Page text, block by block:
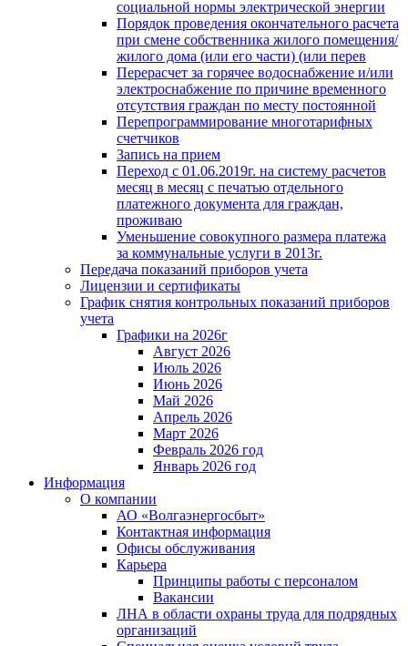
социальной нормы электрической энергии
Порядок проведения окончательного расчета
при смене собственника жилого помещения/
жилого дома (или его части) (или перев
Перерасчет за горячее водоснабжение и/или
электроснабжение по причине временного
отсутствия граждан по месту постоянной
Перепрограммирование многотарифных
счетчиков
Запись на прием
Переход с 01.06.2019г. на систему расчетов
месяц в месяц с печатью отдельного
платежного документа для граждан,
проживаю
Уменьшение совокупного размера платежа
за коммунальные услуги в 2013г.
Передача показаний приборов учета
Лицензии и сертификаты
График снятия контрольных показаний приборов
учета
Графики на 2026г
Август 2026
Июль 2026
Июнь 2026
Май 2026
Апрель 2026
Март 2026
Февраль 2026 год
Январь 2026 год
Информация
О компании
АО «Волгаэнергосбыт»
Контактная информация
Офисы обслуживания
Карьера
Принципы работы с персоналом
Вакансии
ЛНА в области охраны труда для подрядных
организаций